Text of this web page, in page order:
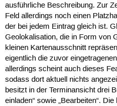
ausführliche Beschreibung. Zur
Feld allerdings noch einen
der bei jedem Eintrag gleich ist.
Geolokalisation, die in Form von
kleinen Kartenausschnitt
eigentlich die zuvor
allerdings scheint auch dieses
sodass dort aktuell nichts
besitzt in der Terminansicht drei
einladen“ sowie „Bearbeiten“.